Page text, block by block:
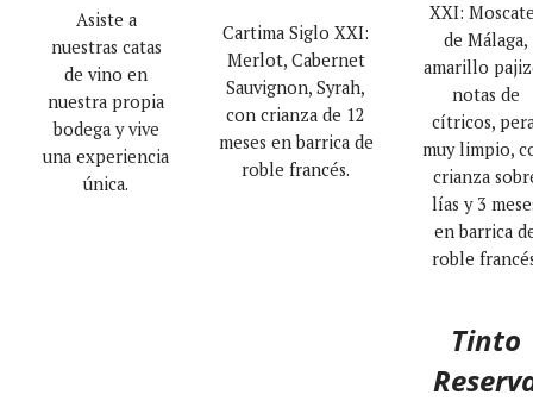
Asiste a
nuestras catas
de vino en
nuestra propia
bodega y vive
una experiencia
única.
Cartima Siglo XXI:
Merlot, Cabernet
Sauvignon, Syrah,
con crianza de 12
meses en barrica de
roble francés.
XXI:
de Málaga,
amarillo
notas de
cítricos,
muy limpio,
crianza
lías y 3
en barrica
roble
Tinto